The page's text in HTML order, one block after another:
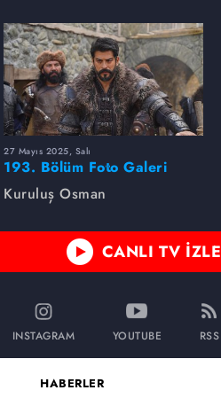
27 Mayıs 2025, Salı
193. Bölüm Foto Galeri
Kuruluş Osman
CANLI TV İZLE
INSTAGRAM YOUTUBE RSS
HABERLER